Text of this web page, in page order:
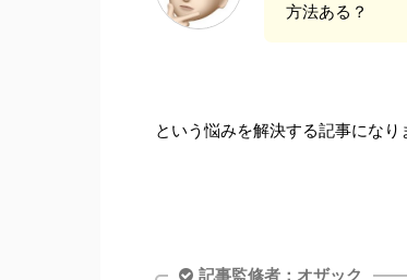
方法ある？
という悩みを解決する記事になり
記事監修者：オザック